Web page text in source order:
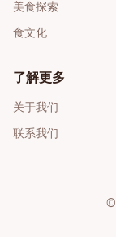
美食探索
食文化
了解更多
关于我们
联系我们
©